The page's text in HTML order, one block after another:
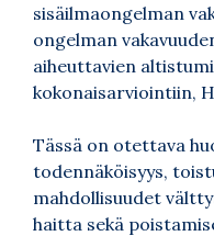
sisäilmaongelman
ongelman
aiheuttavien
kokonaisarviointiin,
Tässä on otettava
todennäköisyys,
mahdollisuudet
haitta sekä